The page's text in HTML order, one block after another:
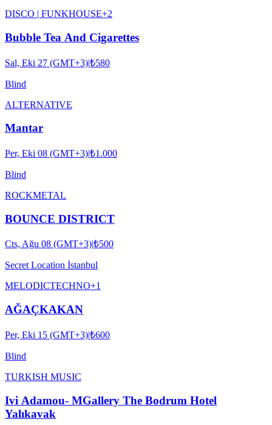
DISCO | FUNKHOUSE+2
Bubble Tea And Cigarettes
Sal, Eki 27 (GMT+3)|₺580
Blind
ALTERNATIVE
Mantar
Per, Eki 08 (GMT+3)|₺1.000
Blind
ROCKMETAL
BOUNCE DISTRICT
Cts, Ağu 08 (GMT+3)|₺500
Secret Location İstanbul
MELODICTECHNO+1
AĞAÇKAKAN
Per, Eki 15 (GMT+3)|₺600
Blind
TURKISH MUSIC
Ivi Adamou- MGallery The Bodrum Hotel
Yalıkavak